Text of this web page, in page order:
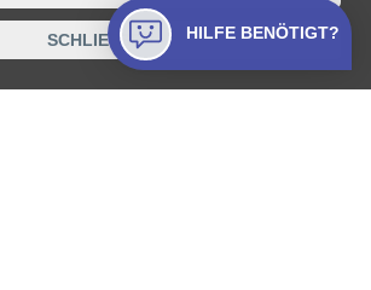
Impressum Nutzungsbestimmungen
Kontakt
SCHLIESSEN HILFE BENÖTIGT?